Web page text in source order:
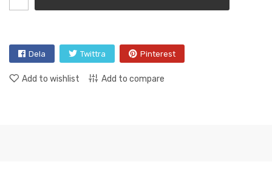
Dela Twittra Pinterest
Add to wishlist Add to compare